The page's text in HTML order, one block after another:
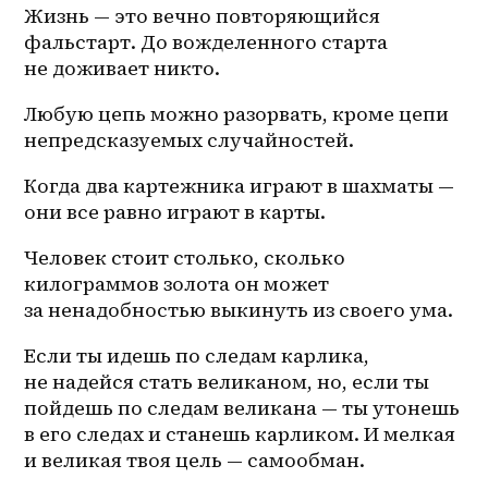
Жизнь — это вечно повторяющийся
фальстарт. До вожделенного старта
не доживает никто.
Любую цепь можно разорвать, кроме цепи
непредсказуемых случайностей.
Когда два картежника играют в шахматы —
они все равно играют в карты.
Человек стоит столько, сколько
килограммов золота он может
за ненадобностью выкинуть из своего ума.
Если ты идешь по следам карлика,
не надейся стать великаном, но, если ты
пойдешь по следам великана — ты утонешь
в его следах и станешь карликом. И мелкая
и великая твоя цель — самообман.